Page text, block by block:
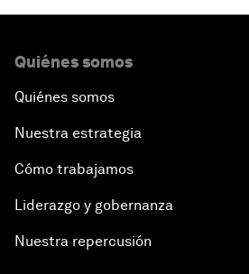
Quiénes somos
Quiénes somos
Nuestra estrategia
Cómo trabajamos
Liderazgo y gobernanza
Nuestra repercusión